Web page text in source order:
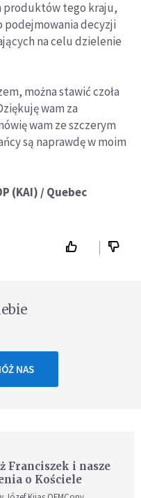
produktów tego kraju,
podejmowania decyzji
na celu dzielenie
można stawić czoła
wam za
wam ze szczerym
są naprawdę w moim
(KAI) / Quebec
NAS
Franciszek i nasze
o Kościele